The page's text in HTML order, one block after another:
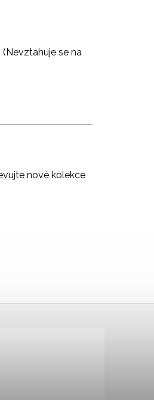
se na
nové kolekce